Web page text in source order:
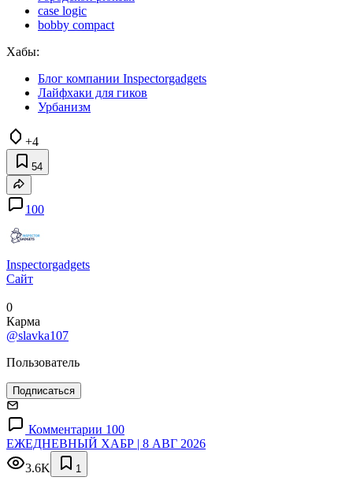
case logic
bobby compact
Хабы:
Блог компании Inspectorgadgets
Лайфхаки для гиков
Урбанизм
+4
54
100
Inspectorgadgets
Сайт
0
Карма
@slavka107
Пользователь
Подписаться
Комментарии 100
ЕЖЕДНЕВНЫЙ ХАБР | 8 АВГ 2026
3.6K
1